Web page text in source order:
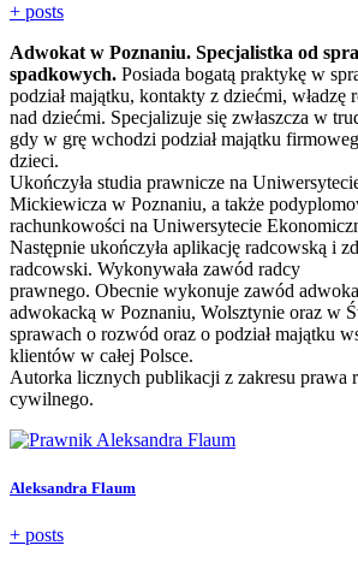
+ posts
Adwokat w Poznaniu. Specjalistka od
spadkowych. Posiada bogatą praktykę w
podział majątku, kontakty z dziećmi, władzę
nad dziećmi. Specjalizuje się zwłaszcza w
gdy w grę wchodzi podział majątku
dzieci.
Ukończyła studia prawnicze na
Mickiewicza w Poznaniu, a także
rachunkowości na Uniwersytecie
Następnie ukończyła aplikację radcowską i
radcowski. Wykonywała zawód radcy
prawnego. Obecnie wykonuje zawód
adwokacką w Poznaniu, Wolsztynie oraz w
sprawach o rozwód oraz o podział majątku
klientów w całej Polsce.
Autorka licznych publikacji z zakresu prawa
cywilnego.
Aleksandra Flaum
+ posts